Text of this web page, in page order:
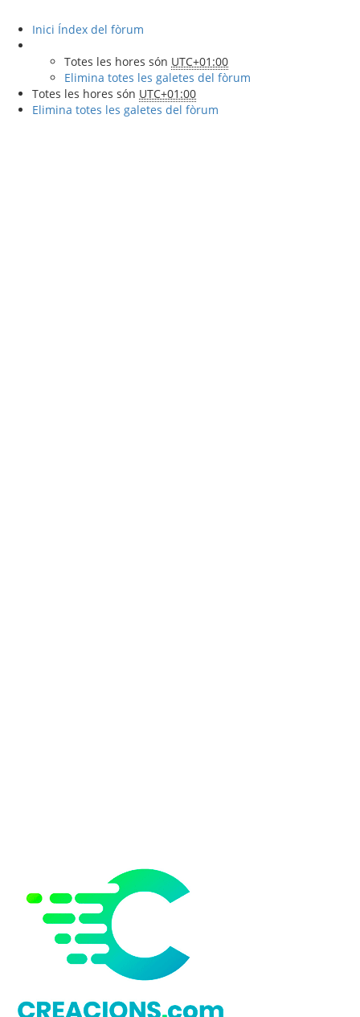
Inici Índex del fòrum
Totes les hores són UTC+01:00
Elimina totes les galetes del fòrum
Totes les hores són UTC+01:00
Elimina totes les galetes del fòrum